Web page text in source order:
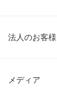
法人のお客様
メディア